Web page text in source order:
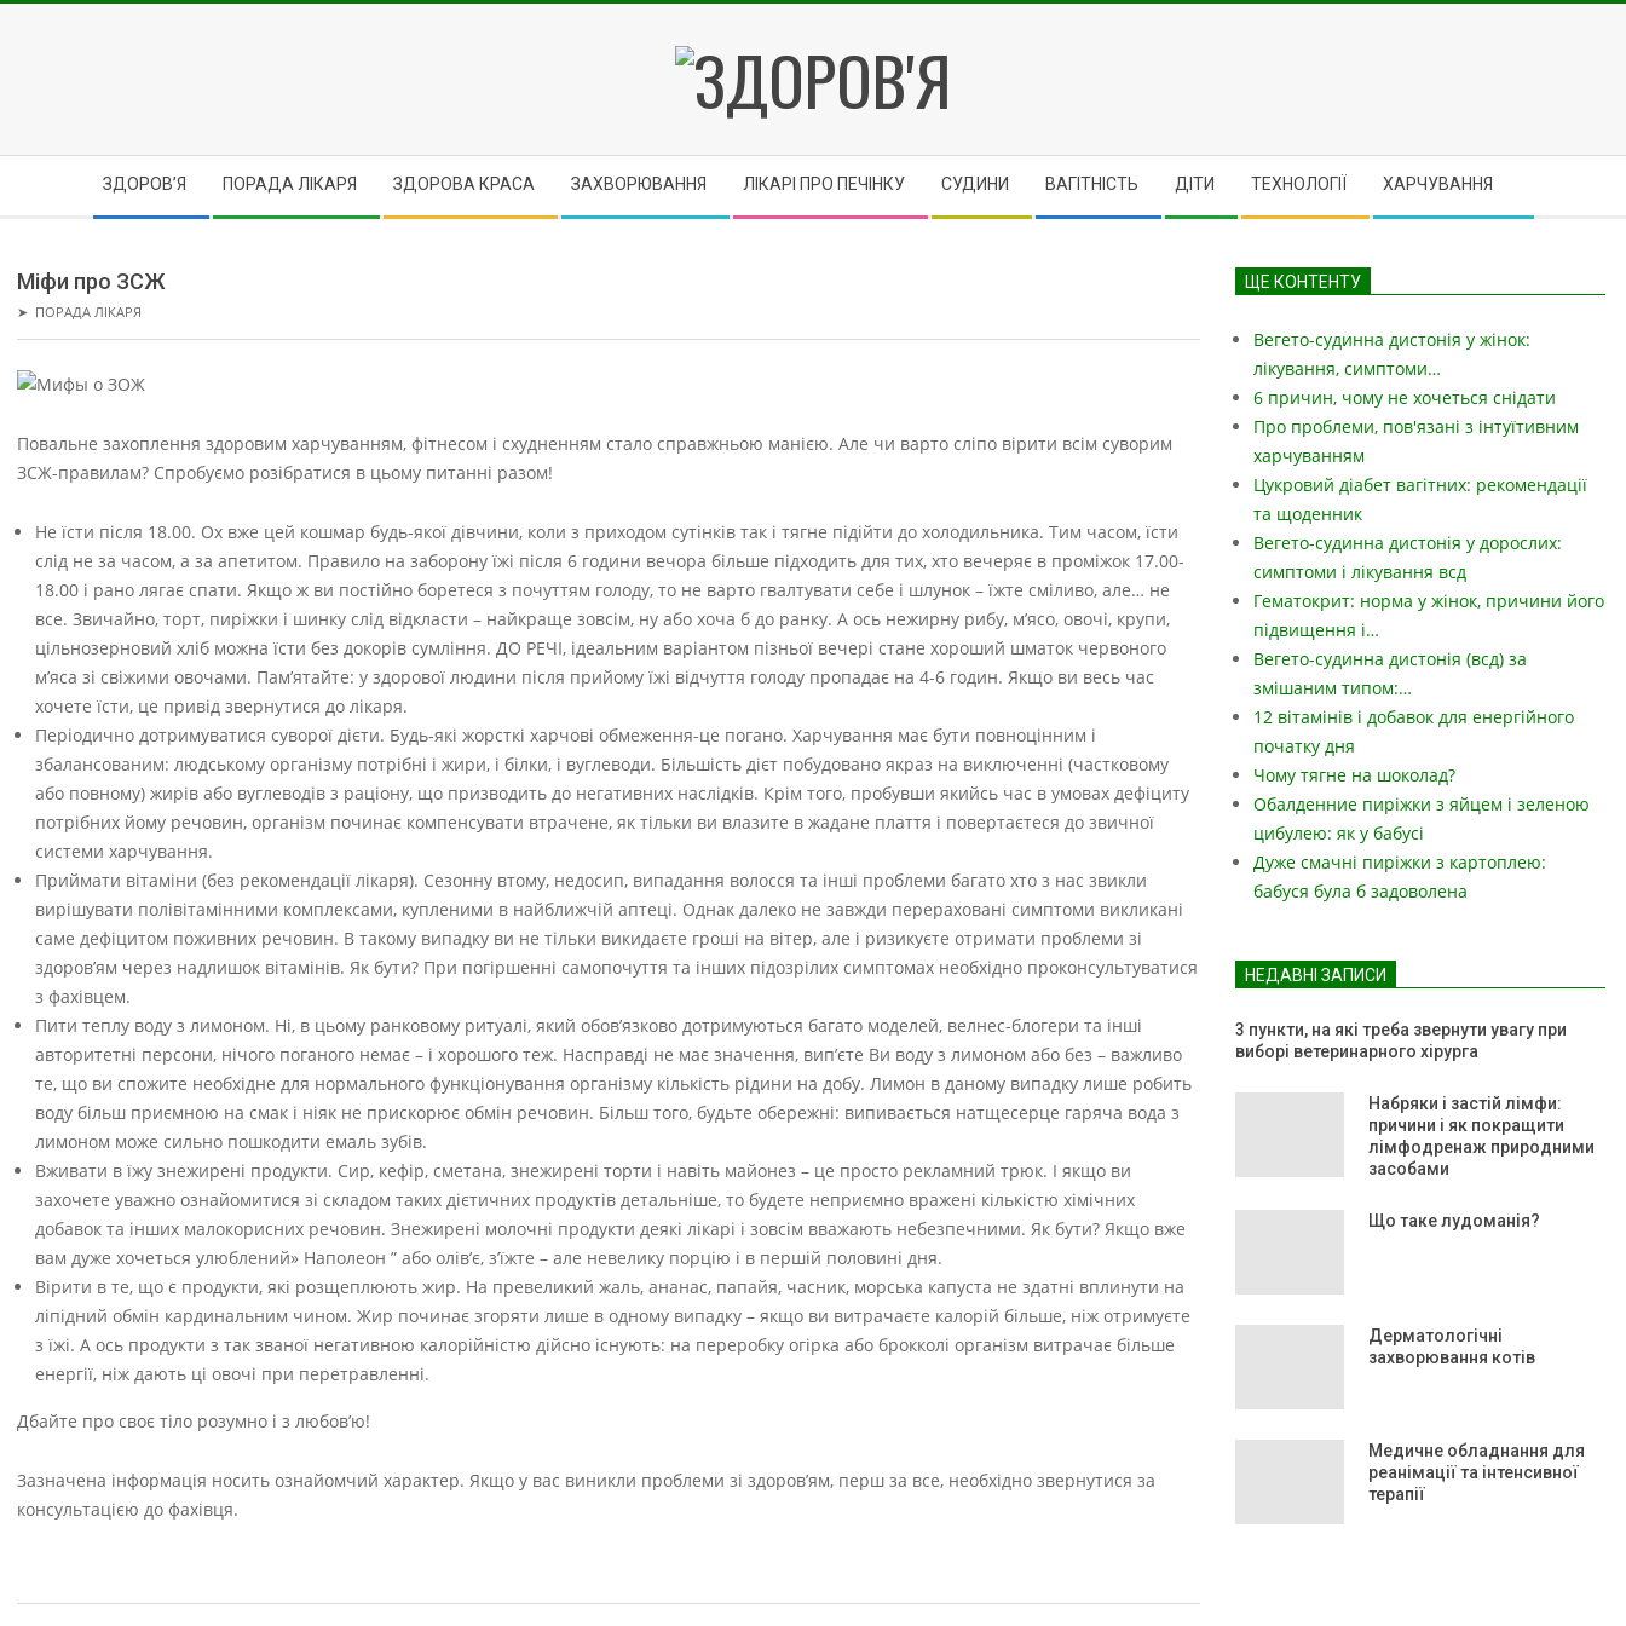
ЗДОРОВ'Я
ЗДОРОВ’Я ПОРАДА ЛІКАРЯ ЗДОРОВА КРАСА ЗАХВОРЮВАННЯ ЛІКАРІ ПРО ПЕЧІНКУ CУДИНИ ВАГІТНІСТЬ ДІТИ ТЕХНОЛОГІЇ ХАРЧУВАННЯ
Міфи про ЗСЖ
➤ ПОРАДА ЛІКАРЯ
Повальне захоплення здоровим харчуванням, фітнесом і схудненням стало справжньою манією. Але чи варто сліпо вірити всім суворим
ЗСЖ-правилам? Спробуємо розібратися в цьому питанні разом!
Не їсти після 18.00. Ох вже цей кошмар будь-якої дівчини, коли з приходом сутінків так і тягне підійти до холодильника. Тим часом, їсти
слід не за часом, а за апетитом. Правило на заборону їжі після 6 години вечора більше підходить для тих, хто вечеряє в проміжок 17.00-
18.00 і рано лягає спати. Якщо ж ви постійно боретеся з почуттям голоду, то не варто гвалтувати себе і шлунок – їжте сміливо, але… не
все. Звичайно, торт, пиріжки і шинку слід відкласти – найкраще зовсім, ну або хоча б до ранку. А ось нежирну рибу, м’ясо, овочі, крупи,
цільнозерновий хліб можна їсти без докорів сумління. ДО РЕЧІ, ідеальним варіантом пізньої вечері стане хороший шматок червоного
м’яса зі свіжими овочами. Пам’ятайте: у здорової людини після прийому їжі відчуття голоду пропадає на 4-6 годин. Якщо ви весь час
хочете їсти, це привід звернутися до лікаря.
Періодично дотримуватися суворої дієти. Будь-які жорсткі харчові обмеження-це погано. Харчування має бути повноцінним і
збалансованим: людському організму потрібні і жири, і білки, і вуглеводи. Більшість дієт побудовано якраз на виключенні (частковому
або повному) жирів або вуглеводів з раціону, що призводить до негативних наслідків. Крім того, пробувши якийсь час в умовах дефіциту
потрібних йому речовин, організм починає компенсувати втрачене, як тільки ви влазите в жадане плаття і повертаєтеся до звичної
системи харчування.
Приймати вітаміни (без рекомендації лікаря). Сезонну втому, недосип, випадання волосся та інші проблеми багато хто з нас звикли
вирішувати полівітамінними комплексами, купленими в найближчій аптеці. Однак далеко не завжди перераховані симптоми викликані
саме дефіцитом поживних речовин. В такому випадку ви не тільки викидаєте гроші на вітер, але і ризикуєте отримати проблеми зі
здоров’ям через надлишок вітамінів. Як бути? При погіршенні самопочуття та інших підозрілих симптомах необхідно проконсультуватися
з фахівцем.
Пити теплу воду з лимоном. Ні, в цьому ранковому ритуалі, який обов’язково дотримуються багато моделей, велнес-блогери та інші
авторитетні персони, нічого поганого немає – і хорошого теж. Насправді не має значення, вип’єте Ви воду з лимоном або без – важливо
те, що ви спожите необхідне для нормального функціонування організму кількість рідини на добу. Лимон в даному випадку лише робить
воду більш приємною на смак і ніяк не прискорює обмін речовин. Більш того, будьте обережні: випивається натщесерце гаряча вода з
лимоном може сильно пошкодити емаль зубів.
Вживати в їжу знежирені продукти. Сир, кефір, сметана, знежирені торти і навіть майонез – це просто рекламний трюк. І якщо ви
захочете уважно ознайомитися зі складом таких дієтичних продуктів детальніше, то будете неприємно вражені кількістю хімічних
добавок та інших малокорисних речовин. Знежирені молочні продукти деякі лікарі і зовсім вважають небезпечними. Як бути? Якщо вже
вам дуже хочеться улюблений» Наполеон ” або олів’є, з’їжте – але невелику порцію і в першій половині дня.
Вірити в те, що є продукти, які розщеплюють жир. На превеликий жаль, ананас, папайя, часник, морська капуста не здатні вплинути на
ліпідний обмін кардинальним чином. Жир починає згоряти лише в одному випадку – якщо ви витрачаєте калорій більше, ніж отримуєте
з їжі. А ось продукти з так званої негативною калорійністю дійсно існують: на переробку огірка або брокколі організм витрачає більше
енергії, ніж дають ці овочі при перетравленні.
Дбайте про своє тіло розумно і з любов’ю!
Зазначена інформація носить ознайомчий характер. Якщо у вас виникли проблеми зі здоров’ям, перш за все, необхідно звернутися за
консультацією до фахівця.
ЩЕ КОНТЕНТУ
Вегето-судинна дистонія у жінок:
лікування, симптоми…
6 причин, чому не хочеться снідати
Про проблеми, пов'язані з інтуїтивним
харчуванням
Цукровий діабет вагітних: рекомендації
та щоденник
Вегето-судинна дистонія у дорослих:
симптоми і лікування всд
Гематокрит: норма у жінок, причини його
підвищення і…
Вегето-судинна дистонія (всд) за
змішаним типом:…
12 вітамінів і добавок для енергійного
початку дня
Чому тягне на шоколад?
Обалденние пиріжки з яйцем і зеленою
цибулею: як у бабусі
Дуже смачні пиріжки з картоплею:
бабуся була б задоволена
НЕДАВНІ ЗАПИСИ
3 пункти, на які треба звернути увагу при
виборі ветеринарного хірурга
Набряки і застій лімфи:
причини і як покращити
лімфодренаж природними
засобами
Що таке лудоманія?
Дерматологічні
захворювання котів
Медичне обладнання для
реанімації та інтенсивної
терапії